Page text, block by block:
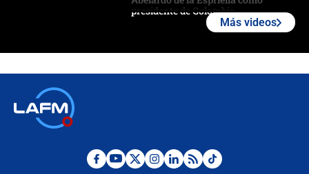
presidente de Colombia
Desde dermatitis hasta infecciones:
Más videos